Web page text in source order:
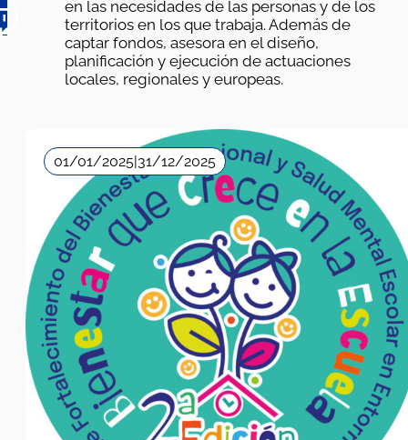
en las necesidades de las personas y de los
territorios en los que trabaja. Además de
captar fondos, asesora en el diseño,
planificación y ejecución de actuaciones
locales, regionales y europeas.
01/01/2025|31/12/2025